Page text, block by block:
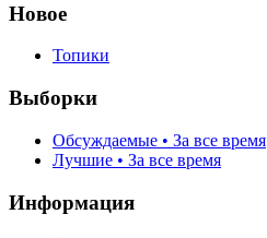
Новое
Топики
Выборки
Обсуждаемые • За все время
Лучшие • За все время
Информация